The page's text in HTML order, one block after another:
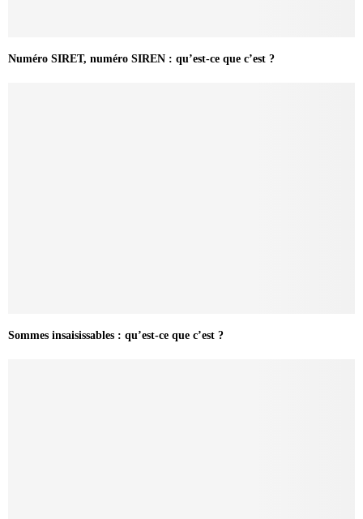
Numéro SIRET, numéro SIREN : qu’est-ce que c’est ?
Sommes insaisissables : qu’est-ce que c’est ?